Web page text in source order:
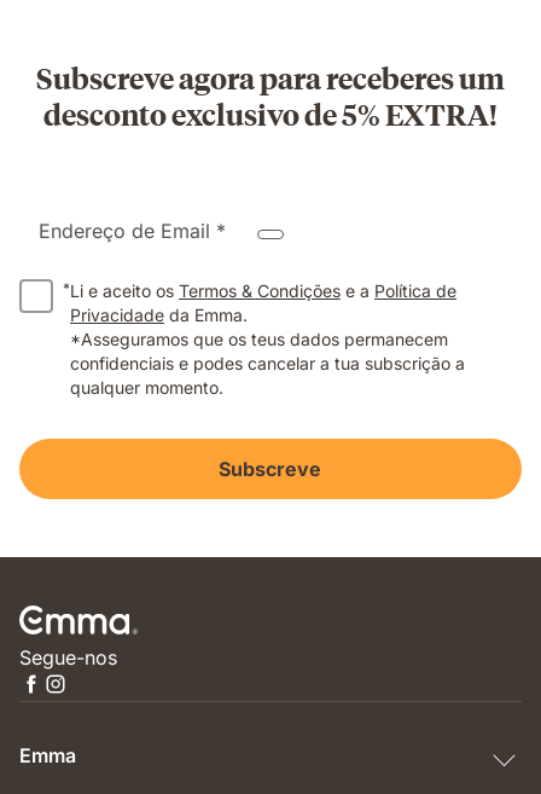
Subscreve agora para receberes um
desconto exclusivo de 5% EXTRA!
Endereço de Email *
*Li e aceito os Termos & Condições e a Política de
Privacidade da Emma.
*Asseguramos que os teus dados permanecem
confidenciais e podes cancelar a tua subscrição a
qualquer momento.
Subscreve
Segue-nos
Emma